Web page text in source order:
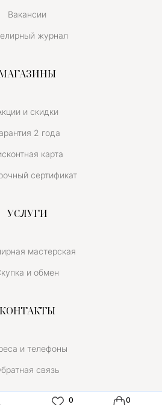
Вакансии
журнал
и скидки
2 года
карта
сертификат
УСЛУГИ
мастерская
и обмен
КОНТАКТЫ
и телефоны
связь